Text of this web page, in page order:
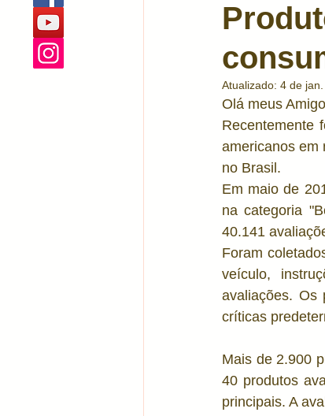
INCI
Tratamentos corporais
Álcool em Gel
Atualizado: 4 de
Olá meus
Recentemente
americanos em
no Brasil.
Em maio de
na categoria
40.141
Foram
veículo,
avaliações. Os
críticas
Mais de 2.900
40 produtos
principais. A